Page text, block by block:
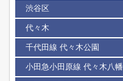
渋谷区
代々木
千代田線 代々木公園
小田急小田原線 代々木八幡